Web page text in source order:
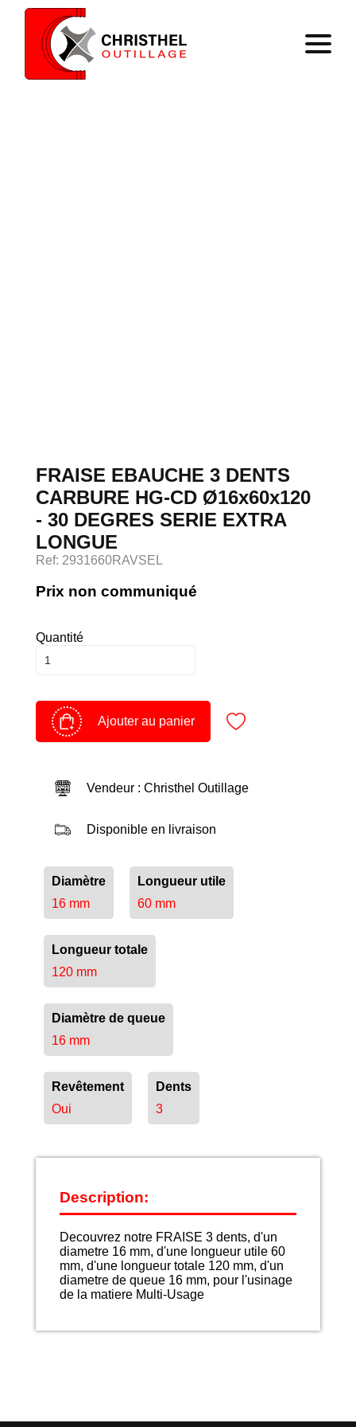
FRAISE EBAUCHE 3 DENTS
CARBURE HG-CD Ø16x60x120
- 30 DEGRES SERIE EXTRA
LONGUE
Ref: 2931660RAVSEL
Prix non communiqué
Quantité
Ajouter au panier
Vendeur : Christhel Outillage
Disponible en livraison
Diamètre
16 mm
Longueur utile
60 mm
Longueur totale
120 mm
Diamètre de queue
16 mm
Revêtement
Oui
Dents
3
Description:
Decouvrez notre FRAISE 3 dents, d'un
diametre 16 mm, d'une longueur utile 60
mm, d'une longueur totale 120 mm, d'un
diametre de queue 16 mm, pour l'usinage
de la matiere Multi-Usage